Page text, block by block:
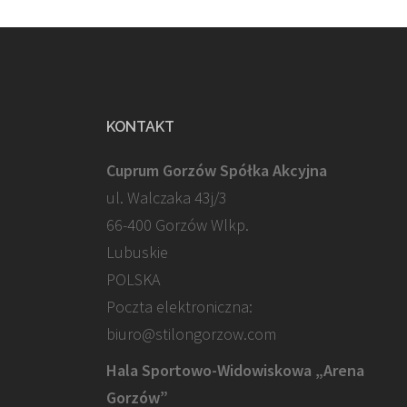
KONTAKT
Cuprum Gorzów Spółka Akcyjna
ul. Walczaka 43j/3
66-400 Gorzów Wlkp.
Lubuskie
POLSKA
Poczta elektroniczna:
biuro@stilongorzow.com
Hala Sportowo-Widowiskowa „Arena
Gorzów”